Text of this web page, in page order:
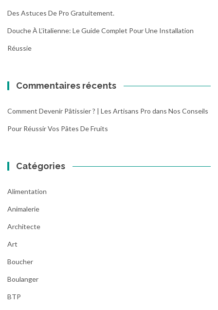
Des Astuces De Pro Gratuitement.
Douche À L’italienne: Le Guide Complet Pour Une Installation
Réussie
Commentaires récents
Comment Devenir Pâtissier ? | Les Artisans Pro dans Nos Conseils
Pour Réussir Vos Pâtes De Fruits
Catégories
Alimentation
Animalerie
Architecte
Art
Boucher
Boulanger
BTP